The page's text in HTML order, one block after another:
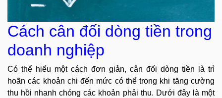
Cách cân đối dòng tiền trong
doanh nghiệp
Có thể hiểu một cách đơn giản, cân đối dòng tiền là trì
hoãn các khoản chi đến mức có thể trong khi tăng cường
thu hồi nhanh chóng các khoản phải thu. Dưới đây là một